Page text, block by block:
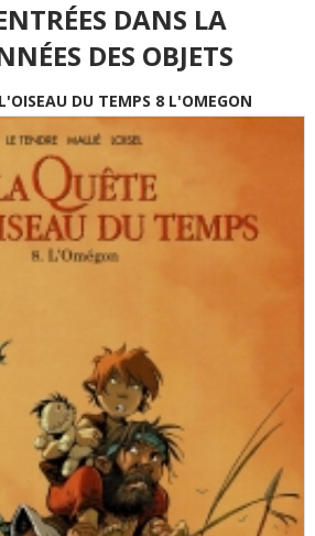
DANS LA
DES OBJETS
DU TEMPS 8 L'OMEGON